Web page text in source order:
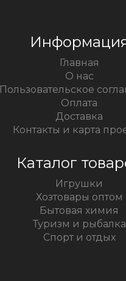
Главная
О нас
Пользовательское
Оплата
Доставка
Контакты и карта
Каталог
Игрушки
Хозтовары оптом
Бытовая химия
Туризм и рыбалка
Спорт и отдых